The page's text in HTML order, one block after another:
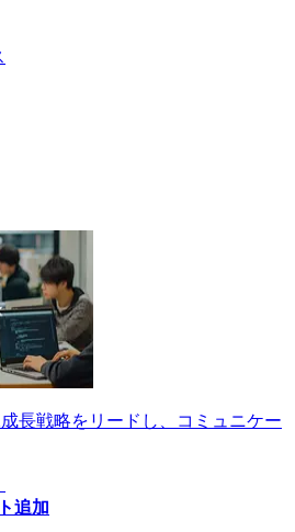
長戦略をリードし、コミュニケー
追加